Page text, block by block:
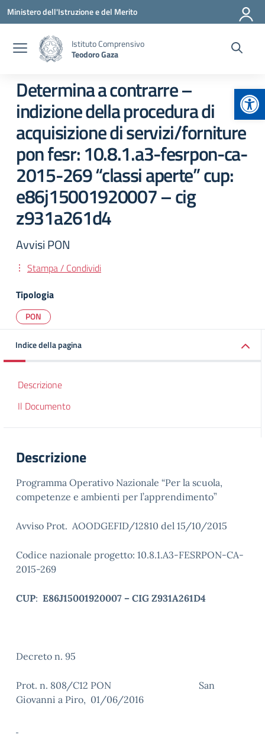
Vai ai contenuti
Vai al menu di navigazione
Vai al footer
Ministero dell'Istruzione e del Merito
Istituto Comprensivo
Teodoro Gaza
Determina a contrarre –
indizione della procedura di
acquisizione di servizi/forniture
pon fesr: 10.8.1.a3-fesrpon-ca-
2015-269 “classi aperte” cup:
e86j15001920007 – cig
z931a261d4
Avvisi PON
Stampa / Condividi
Tipologia
PON
Indice della pagina
Descrizione
Il Documento
Descrizione
Programma Operativo Nazionale “Per la scuola,
competenze e ambienti per l’apprendimento”
Avviso Prot. AOODGEFID/12810 del 15/10/2015
Codice nazionale progetto: 10.8.1.A3-FESRPON-CA-
2015-269
CUP: E86J15001920007 – CIG Z931A261D4
Decreto n. 95
Prot. n. 808/C12 PON San
Giovanni a Piro, 01/06/2016